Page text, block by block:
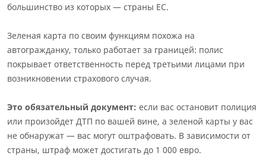
большинство из которых — страны ЕС.
Зеленая карта по своим функциям похожа на
автогражданку, только работает за границей: полис
покрывает ответственность перед третьими лицами при
возникновении страхового случая.
Это обязательный документ: если вас остановит полиция
или произойдет ДТП по вашей вине, а зеленой карты у вас
не обнаружат — вас могут оштрафовать. В зависимости от
страны, штраф может достигать до 1 000 евро.